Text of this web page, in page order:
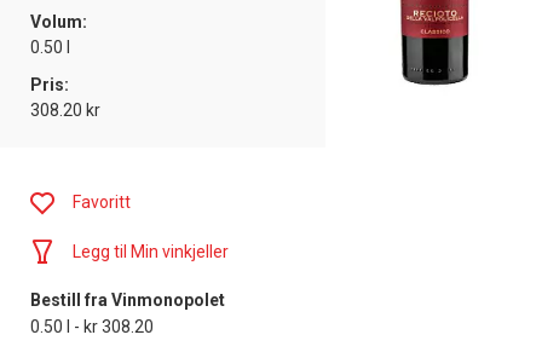
Volum:
0.50 l
Pris:
308.20 kr
Favoritt
Legg til Min vinkjeller
Bestill fra Vinmonopolet
0.50 l - kr 308.20